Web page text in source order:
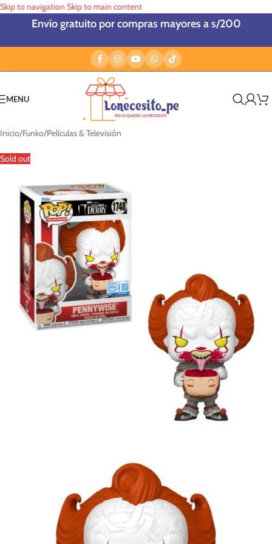
Skip to navigation Skip to main content
Envío gratuito por compras mayores a s/200
MENU
Inicio/Funko/Películas & Televisión
Sold out